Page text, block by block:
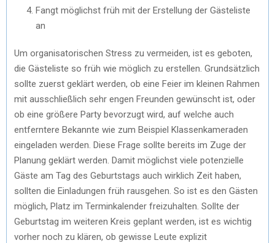
Fangt möglichst früh mit der Erstellung der Gästeliste
an
Um organisatorischen Stress zu vermeiden, ist es geboten,
die Gästeliste so früh wie möglich zu erstellen. Grundsätzlich
sollte zuerst geklärt werden, ob eine Feier im kleinen Rahmen
mit ausschließlich sehr engen Freunden gewünscht ist, oder
ob eine größere Party bevorzugt wird, auf welche auch
entferntere Bekannte wie zum Beispiel Klassenkameraden
eingeladen werden. Diese Frage sollte bereits im Zuge der
Planung geklärt werden. Damit möglichst viele potenzielle
Gäste am Tag des Geburtstags auch wirklich Zeit haben,
sollten die Einladungen früh rausgehen. So ist es den Gästen
möglich, Platz im Terminkalender freizuhalten. Sollte der
Geburtstag im weiteren Kreis geplant werden, ist es wichtig
vorher noch zu klären, ob gewisse Leute explizit